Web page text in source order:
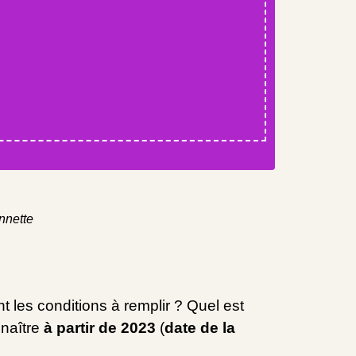
les conditions à remplir ? Quel est
à partir de 2023 (date de la